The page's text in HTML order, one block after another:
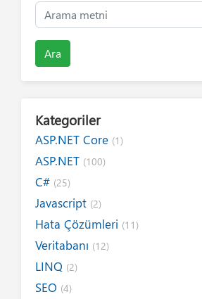
Ara
Kategoriler
ASP.NET Core (1)
ASP.NET (100)
C# (25)
Javascript (2)
Hata Çözümleri (11)
Veritabanı (12)
LINQ (2)
SEO (4)